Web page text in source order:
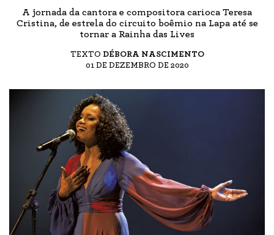
A jornada da cantora e compositora carioca Teresa
Cristina, de estrela do circuito boêmio na Lapa até se
tornar a Rainha das Lives
TEXTO DÉBORA NASCIMENTO
01 DE DEZEMBRO DE 2020